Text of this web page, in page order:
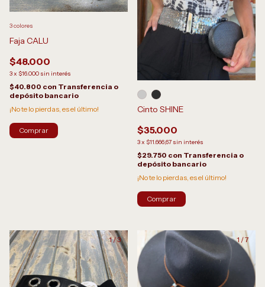
Faja CALU
$48.000
3x $16.000 sin interés
$40.800 con Transferencia o
depósito bancario
¡No te lo pierdas, es el último!
3 colores
Comprar
Cinto SHINE
$35.000
3x $11.666,67 sin interés
$29.750 con Transferencia o
depósito bancario
¡No te lo pierdas, es el último!
Comprar
1/3 1 /7